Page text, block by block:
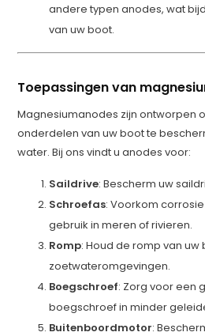
andere typen anodes, wat
van uw boot.
Toepassingen van
Magnesiumanodes zijn ontworpen
onderdelen van uw boot te
water. Bij ons vindt u anodes voor:
Saildrive: Bescherm uw
Schroefas: Voorkom
gebruik in meren of rivieren.
Romp: Houd de romp van uw
zoetwateromgevingen.
Boegschroef: Zorg voor een
boegschroef in minder
Buitenboordmotor: